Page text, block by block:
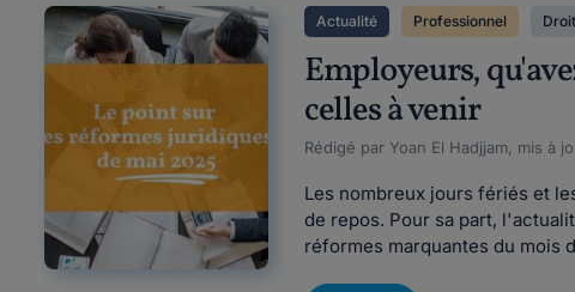
Actualité Professionnel
Employeurs,
celles à venir
Rédigé par Yoan El Hadjjam, mis à
Les nombreux jours fériés et
de repos. Pour sa part,
réformes marquantes du mois